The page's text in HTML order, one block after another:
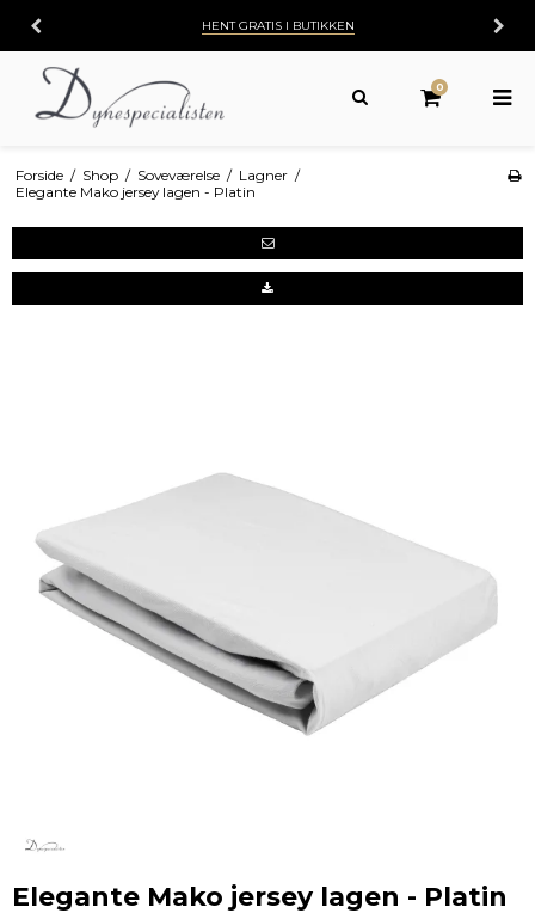
HENT GRATIS I BUTIKKEN
0
Forside / Shop / Soveværelse / Lagner /
Elegante Mako jersey lagen - Platin
Elegante Mako jersey lagen - Platin